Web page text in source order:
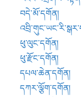
སེ་ན་དགོན།
གངས་གསང་དགོན།
འོད་དཀར་དགོན།